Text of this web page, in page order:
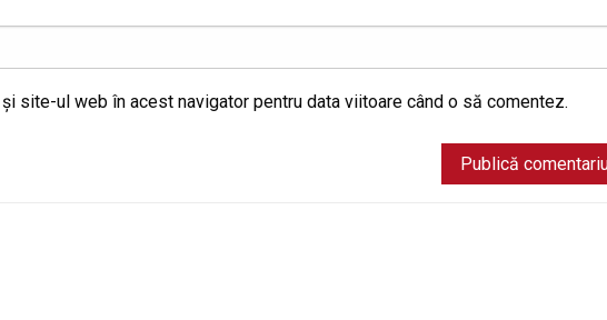
site-ul web în acest navigator pentru data viitoare când o să comentez.